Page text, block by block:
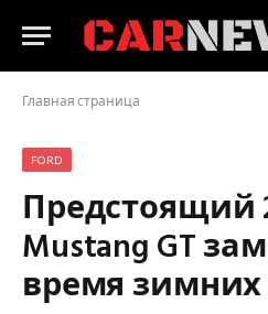
Главная страница
FORD
Предстоящий
Mustang GT
время